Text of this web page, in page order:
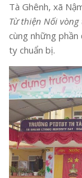
Tà Ghênh, xã
Từ thiện Nối
cùng những phần
ty chuẩn bị.